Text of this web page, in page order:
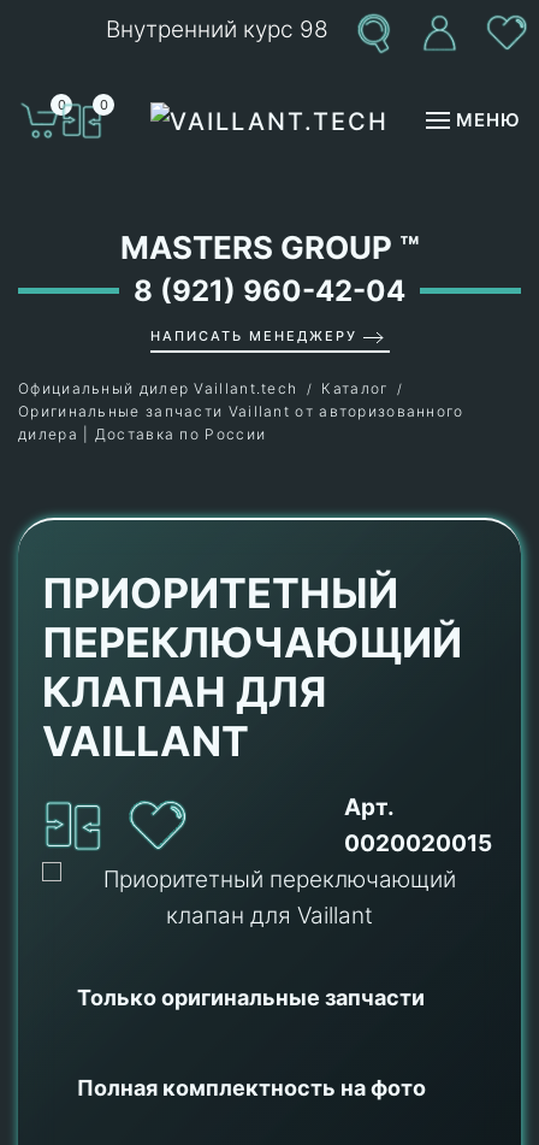
Внутренний курс 98
0 0
МЕНЮ
MASTERS GROUP ™
8 (921) 960-42-04
НАПИСАТЬ МЕНЕДЖЕРУ
Официальный дилер Vaillant.tech
Каталог
Оригинальные запчасти Vaillant от авторизованного
дилера | Доставка по России
ПРИОРИТЕТНЫЙ
ПЕРЕКЛЮЧАЮЩИЙ
КЛАПАН ДЛЯ
VAILLANT
Арт.
0020020015
Только оригинальные запчасти
Полная комплектность на фото